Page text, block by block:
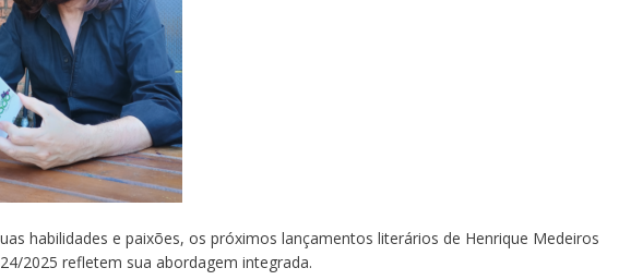
habilidades e paixões, os próximos lançamentos literários de Henrique Medeiros
2025 refletem sua abordagem integrada.